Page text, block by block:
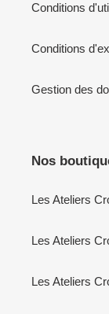
Conditions
Conditions
Gestion des
Nos
Les Ateliers
Les Ateliers
Les Ateliers